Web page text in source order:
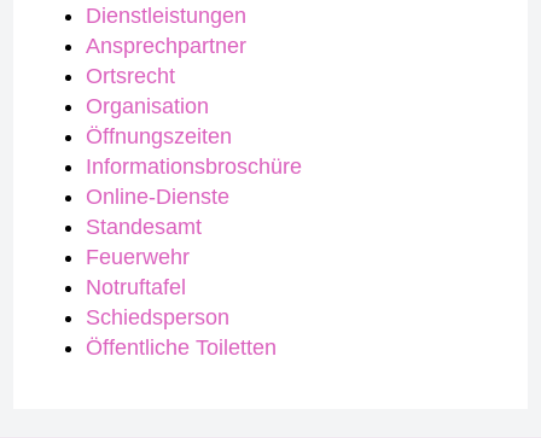
Dienstleistungen
Ansprechpartner
Ortsrecht
Organisation
Öffnungszeiten
Informationsbroschüre
Online-Dienste
Standesamt
Feuerwehr
Notruftafel
Schiedsperson
Öffentliche Toiletten